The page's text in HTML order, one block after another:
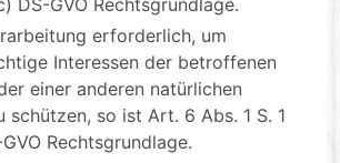
DS-GVO Rechtsgrundlage.
erforderlich, um
Interessen der betroffenen
einer anderen natürlichen
schützen, so ist Art. 6 Abs. 1 S. 1
Rechtsgrundlage.